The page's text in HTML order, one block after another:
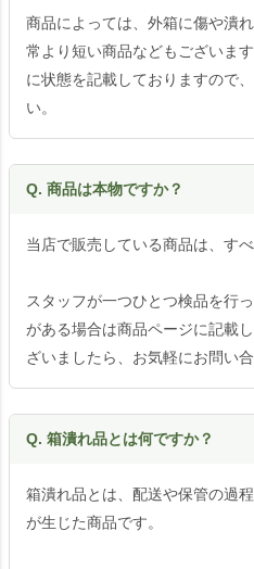
商品によっては、外箱に傷や潰
常より短い商品などもございま
に状態を記載しておりますので
い。
Q. 商品は本物ですか？
当店で販売している商品は、す
スタッフが一つひとつ検品を行
がある場合は商品ページに記載
ざいましたら、お気軽にお問い合
Q. 箱潰れ品とは何ですか？
箱潰れ品とは、配送や保管の過
が生じた商品です。